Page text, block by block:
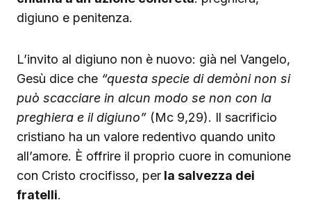
digiuno e penitenza.
L’invito al digiuno non è nuovo: già nel Vangelo,
Gesù dice che “questa specie di demòni non si
può scacciare in alcun modo se non con la
preghiera e il digiuno” (Mc 9,29). Il sacrificio
cristiano ha un valore redentivo quando unito
all’amore. È offrire il proprio cuore in comunione
con Cristo crocifisso, per la salvezza dei
fratelli.